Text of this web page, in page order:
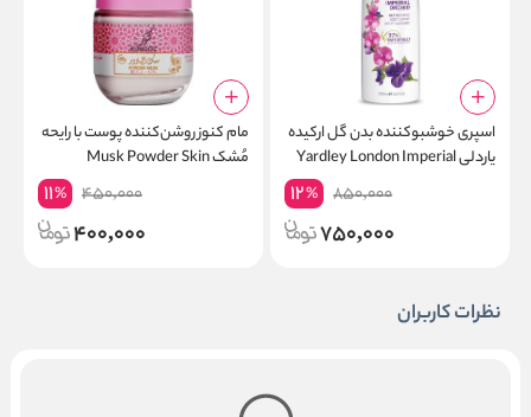
اسپری خوشبوکننده بدن گل ارکیده
یاردلی Yardley London Imperial
Orchid Refreshing Body Spray
850,000
12%
750,000
مام کنوز روشن‌کننده پوست با رایحه
مُشک Musk Powder Skin
Lightening from Kunooz 50ml
450,000
11%
400,000
نظرات کاربران